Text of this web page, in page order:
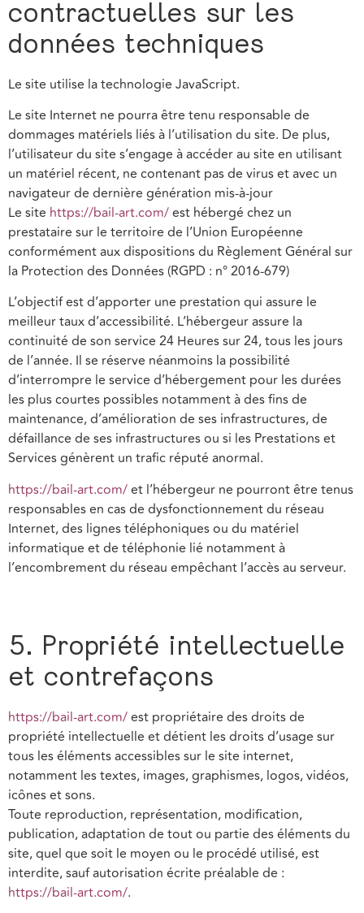
contractuelles sur les
données techniques
Le site utilise la technologie JavaScript.
Le site Internet ne pourra être tenu responsable de
dommages matériels liés à l’utilisation du site. De plus,
l’utilisateur du site s’engage à accéder au site en utilisant
un matériel récent, ne contenant pas de virus et avec un
navigateur de dernière génération mis-à-jour
Le site https://bail-art.com/est hébergé chez un
prestataire sur le territoire de l’Union Européenne
conformément aux dispositions du Règlement Général sur
la Protection des Données (RGPD : n° 2016-679)
L’objectif est d’apporter une prestation qui assure le
meilleur taux d’accessibilité. L’hébergeur assure la
continuité de son service 24 Heures sur 24, tous les jours
de l’année. Il se réserve néanmoins la possibilité
d’interrompre le service d’hébergement pour les durées
les plus courtes possibles notamment à des fins de
maintenance, d’amélioration de ses infrastructures, de
défaillance de ses infrastructures ou si les Prestations et
Services génèrent un trafic réputé anormal.
https://bail-art.com/et l’hébergeur ne pourront être tenus
responsables en cas de dysfonctionnement du réseau
Internet, des lignes téléphoniques ou du matériel
informatique et de téléphonie lié notamment à
l’encombrement du réseau empêchant l’accès au serveur.
5. Propriété intellectuelle
et contrefaçons
https://bail-art.com/est propriétaire des droits de
propriété intellectuelle et détient les droits d’usage sur
tous les éléments accessibles sur le site internet,
notamment les textes, images, graphismes, logos, vidéos,
icônes et sons.
Toute reproduction, représentation, modification,
publication, adaptation de tout ou partie des éléments du
site, quel que soit le moyen ou le procédé utilisé, est
interdite, sauf autorisation écrite préalable de :
https://bail-art.com/.